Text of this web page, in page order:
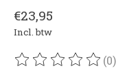
€23,95
Incl. btw
De beoordeling van
(0)